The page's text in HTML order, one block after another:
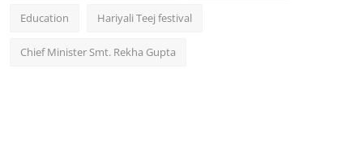
Education Hariyali Teej festival
Chief Minister Smt. Rekha Gupta